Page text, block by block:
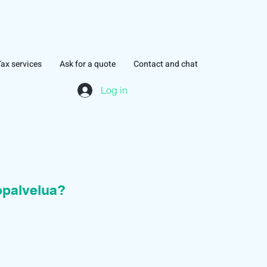
services Ask for a quote Contact and chat
Log in